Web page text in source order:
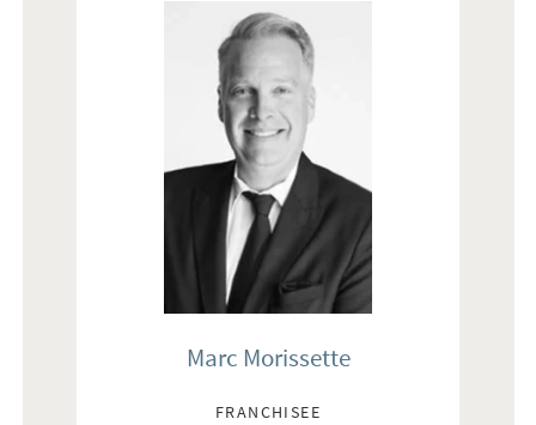
Marc Morissette
FRANCHISEE